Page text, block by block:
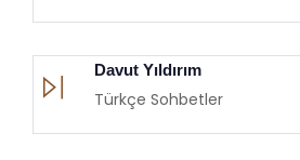
Davut Yıldırım
Türkçe Sohbetler